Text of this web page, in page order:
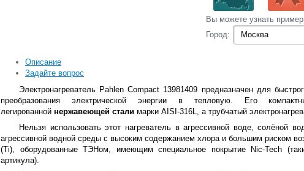
Вы‌ можете‌ узнать‌
Город:
Описание
Задайте вопрос
Электронагреватель Pahlen Compact 13981409 предназначен для
преобразования электрической энергии в тепловую. Его
легированной нержавеющей стали марки AISI-316L, а трубчатый
Нельзя использовать этот нагреватель в агрессивной воде, солёной
агрессивной водной среды с высоким содержанием хлора и большим риском
(Ti), оборудованные ТЭНом, имеющим специальное покрытие Nic-Tech
артикула).